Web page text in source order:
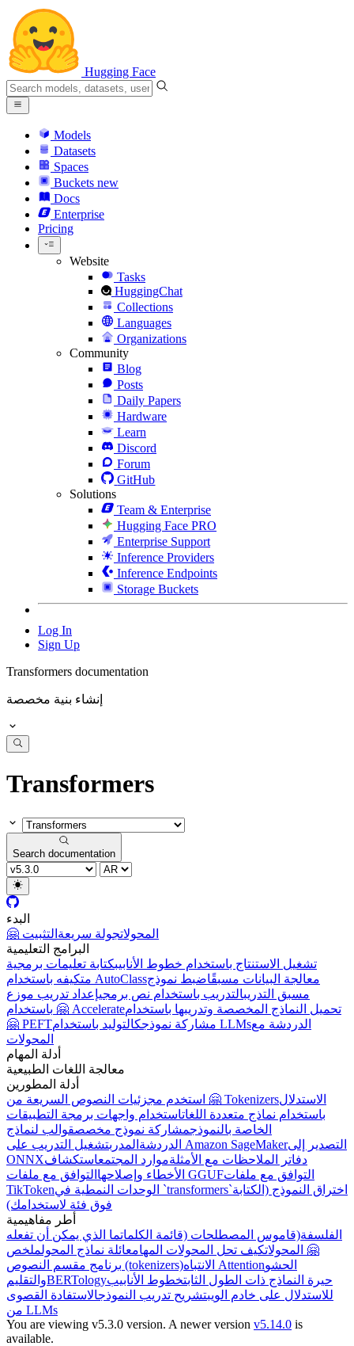
Hugging Face
Models
Datasets
Spaces
Buckets new
Docs
Enterprise
Pricing
Website
Tasks
HuggingChat
Collections
Languages
Organizations
Community
Blog
Posts
Daily Papers
Hardware
Learn
Discord
Forum
GitHub
Solutions
Team & Enterprise
Hugging Face PRO
Enterprise Support
Inference Providers
Inference Endpoints
Storage Buckets
Log In
Sign Up
Transformers documentation
إنشاء بنية مخصصة
Transformers
Search documentation
البدء
🤗 المحولاتجولة سريعة التثبيت
البرامج التعليمية
تشغيل الاستنتاج باستخدام خطوط الأنابيبكتابة تعليمات برمجية
متكيفه باستخدام AutoClass
معالجة البيانات مسبقًاضبط نموذج
مسبق التدريبالتدريب باستخدام نص برمجيإعداد تدريب موزع
باستخدام 🤗 Accelerateتحميل النماذج المخصصة وتدريبها باستخدام
🤗 PEFT
مشاركة نموذجك التوليد باستخدام LLMsالدردشة مع
المحولات
أدلة المهام
معالجة اللغات الطبيعية
أدلة المطورين
استخدم مجزئيات النصوص السريعة من 🤗 Tokenizersالاستدلال
باستخدام نماذج متعددة اللغاتاستخدام واجهات برمجة التطبيقات
الخاصة بالنموذجمشاركة نموذج مخصصقوالب لنماذج
الدردشة المدرب تشغيل التدريب على Amazon SageMakerالتصدير إلى
ONNX
دفاتر الملاحظات مع الأمثلةموارد المجتمعاستكشاف
الأخطاء وإصلاحها التوافق مع ملفات GGUFالتوافق مع ملفات
TikToken
الوحدات النمطية في `transformers`اختراق النموذج (الكتابة
فوق فئة لاستخدامك)
أطر مفاهيمية
الفلسفة(قاموس المصطلحات (قائمة الكلماتما الذي يمكن أن تفعله
🤗 المحولاتكيف تحل المحولات المهامعائلة نماذج المحولملخص
برنامج مقسم النصوص (tokenizers)
الانتباه Attentionالحشو
والتقليمBERTology حيرة النماذج ذات الطول الثابتخطوط الأنابيب
للاستدلال على خادم الويبتشريح تدريب النموذجالاستفادة القصوى
من LLMs
You are viewing v5.3.0 version. A newer version v5.14.0 is
available.